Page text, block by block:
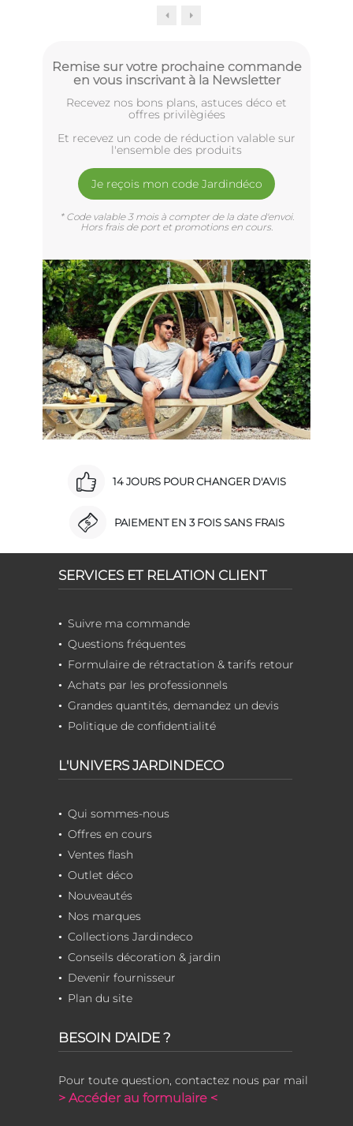
Remise sur votre prochaine commande
en vous inscrivant à la Newsletter
Recevez nos bons plans, astuces déco et
offres privilègiées
Et recevez un code de réduction valable sur
l'ensemble des produits
Je reçois mon code Jardindéco
* Code valable 3 mois à compter de la date d'envoi.
Hors frais de port et promotions en cours.
14 JOURS POUR CHANGER D'AVIS
PAIEMENT EN 3 FOIS SANS FRAIS
SERVICES ET RELATION CLIENT
Suivre ma commande
Questions fréquentes
Formulaire de rétractation & tarifs retour
Achats par les professionnels
Grandes quantités, demandez un devis
Politique de confidentialité
L'UNIVERS JARDINDECO
Qui sommes-nous
Offres en cours
Ventes flash
Outlet déco
Nouveautés
Nos marques
Collections Jardindeco
Conseils décoration & jardin
Devenir fournisseur
Plan du site
BESOIN D'AIDE ?
Pour toute question, contactez nous par mail
> Accéder au formulaire <